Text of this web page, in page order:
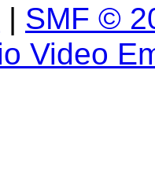
| SMF ©
Video